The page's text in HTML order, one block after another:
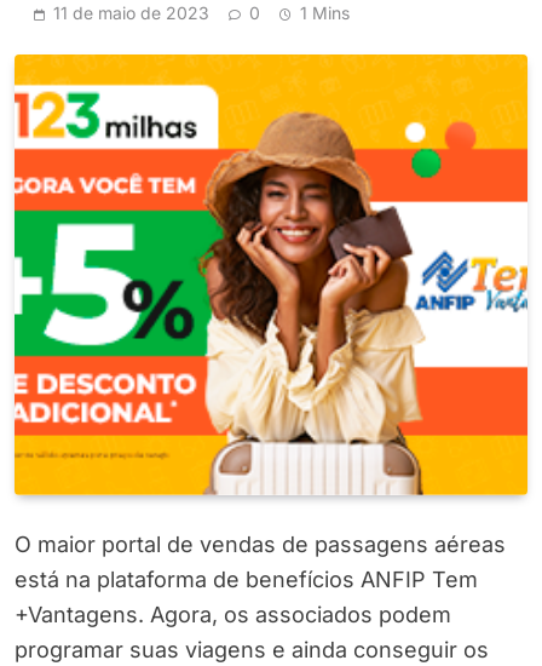
11 de maio de 2023 0 1 Mins
O maior portal de vendas de passagens aéreas
está na plataforma de benefícios ANFIP Tem
+Vantagens. Agora, os associados podem
programar suas viagens e ainda conseguir os